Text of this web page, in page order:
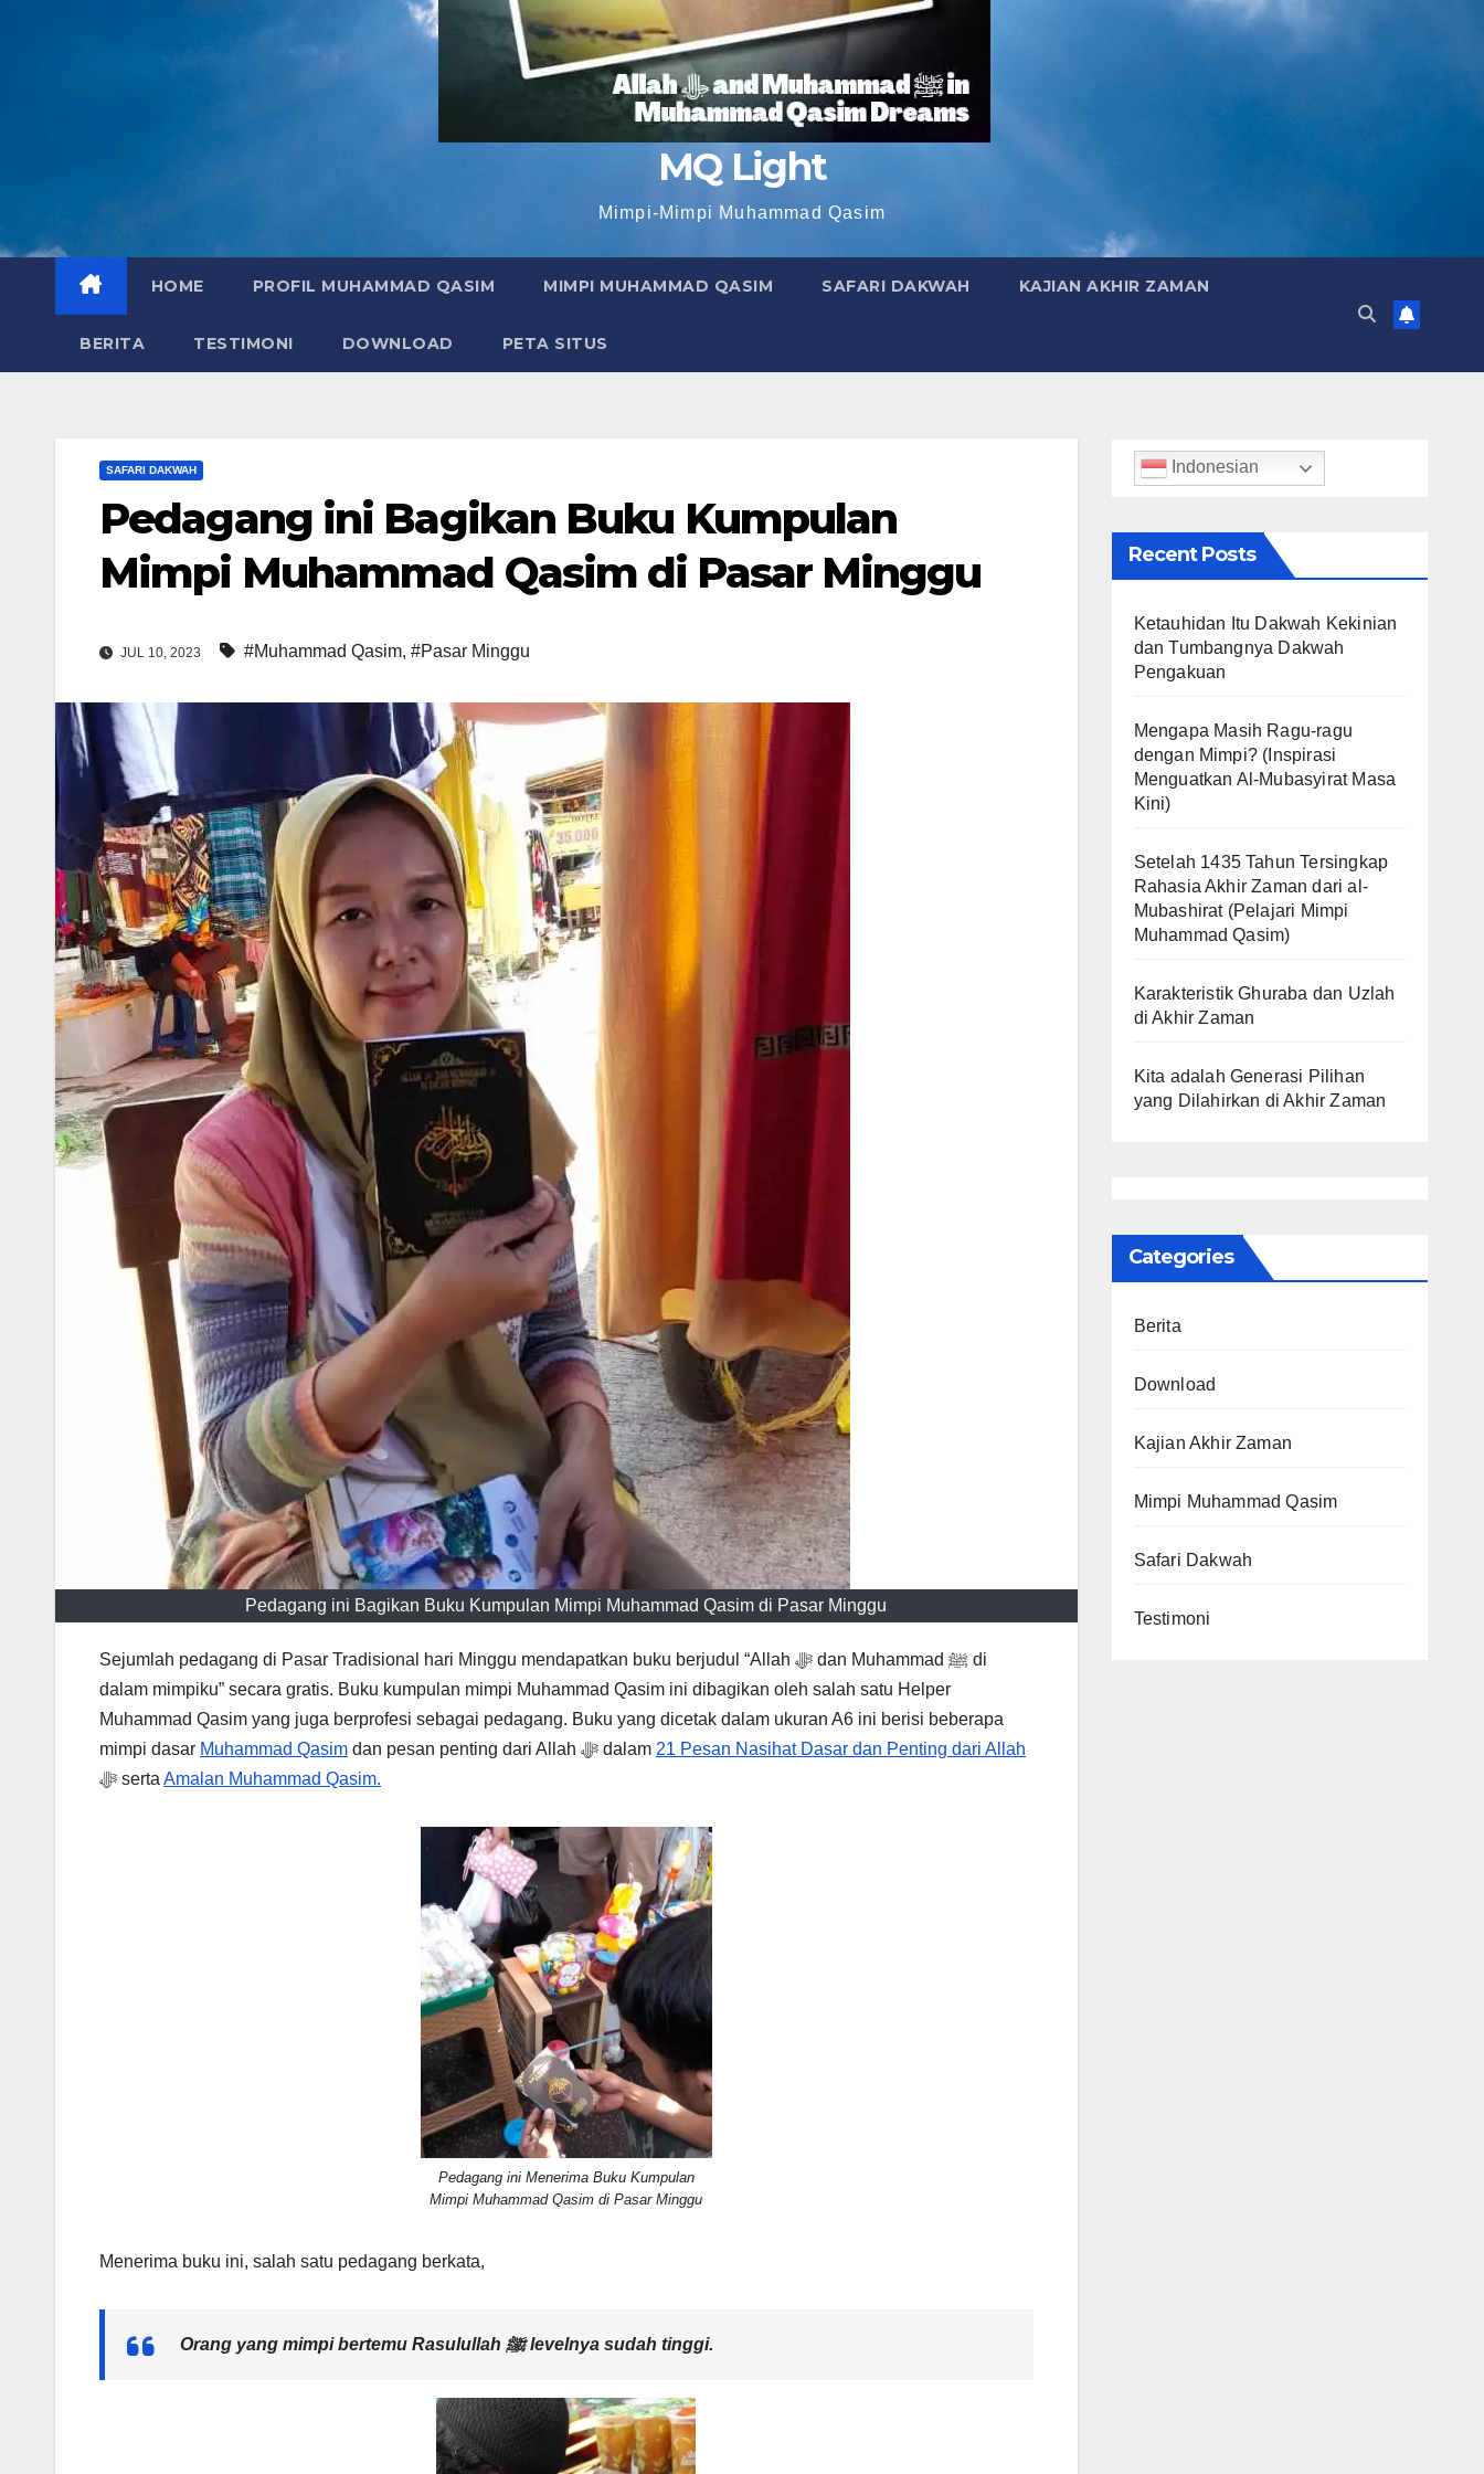
MQ Light
Mimpi-Mimpi Muhammad Qasim
HOME PROFIL MUHAMMAD QASIM MIMPI MUHAMMAD QASIM SAFARI DAKWAH KAJIAN AKHIR ZAMAN
BERITA TESTIMONI DOWNLOAD PETA SITUS
SAFARI DAKWAH
Pedagang ini Bagikan Buku Kumpulan
Mimpi Muhammad Qasim di Pasar Minggu
JUL 10, 2023 #Muhammad Qasim, #Pasar Minggu
Pedagang ini Bagikan Buku Kumpulan Mimpi Muhammad Qasim di Pasar Minggu
Sejumlah pedagang di Pasar Tradisional hari Minggu mendapatkan buku berjudul “Allah ﷻ dan Muhammad ﷺ di
dalam mimpiku” secara gratis. Buku kumpulan mimpi Muhammad Qasim ini dibagikan oleh salah satu Helper
Muhammad Qasim yang juga berprofesi sebagai pedagang. Buku yang dicetak dalam ukuran A6 ini berisi beberapa
mimpi dasar Muhammad Qasim dan pesan penting dari Allah ﷻ dalam 21 Pesan Nasihat Dasar dan Penting dari Allah
ﷻ serta Amalan Muhammad Qasim.
Pedagang ini Menerima Buku Kumpulan
Mimpi Muhammad Qasim di Pasar Minggu
Menerima buku ini, salah satu pedagang berkata,
Orang yang mimpi bertemu Rasulullah ﷺ levelnya sudah tinggi.
Indonesian
Recent Posts
Ketauhidan Itu Dakwah Kekinian
dan Tumbangnya Dakwah
Pengakuan
Mengapa Masih Ragu-ragu
dengan Mimpi? (Inspirasi
Menguatkan Al-Mubasyirat Masa
Kini)
Setelah 1435 Tahun Tersingkap
Rahasia Akhir Zaman dari al-
Mubashirat (Pelajari Mimpi
Muhammad Qasim)
Karakteristik Ghuraba dan Uzlah
di Akhir Zaman
Kita adalah Generasi Pilihan
yang Dilahirkan di Akhir Zaman
Categories
Berita
Download
Kajian Akhir Zaman
Mimpi Muhammad Qasim
Safari Dakwah
Testimoni